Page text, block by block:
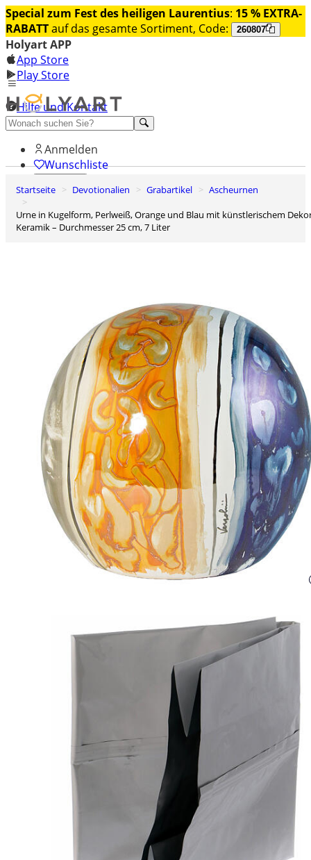
Special zum Fest des heiligen Laurentius: 15 % EXTRA-
RABATTauf das gesamte Sortiment, Code: 260807
Holyart APP
App Store
Play Store
Hilfe und Kontakt
Entdecken Sie Premium
Anmelden
Wunschliste
0
Startseite Devotionalien Grabartikel
Ascheurnen
Urne in Kugelform, Perlweiß, Orange und Blau mit künstlerischem Dekor,
Keramik – Durchmesser 25 cm, 7 Liter